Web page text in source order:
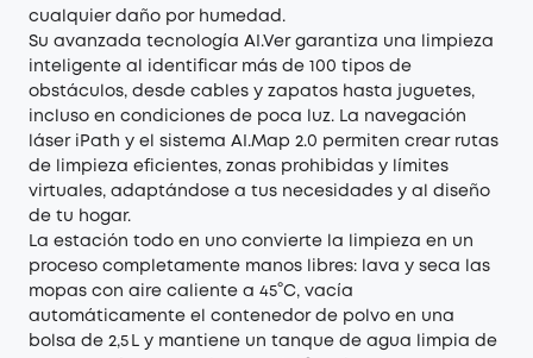
cualquier daño por humedad.
Su avanzada tecnología AI.Ver garantiza una limpieza
inteligente al identificar más de 100 tipos de
obstáculos, desde cables y zapatos hasta juguetes,
incluso en condiciones de poca luz. La navegación
láser iPath y el sistema AI.Map 2.0 permiten crear rutas
de limpieza eficientes, zonas prohibidas y límites
virtuales, adaptándose a tus necesidades y al diseño
de tu hogar.
La estación todo en uno convierte la limpieza en un
proceso completamente manos libres: lava y seca las
mopas con aire caliente a 45°C, vacía
automáticamente el contenedor de polvo en una
bolsa de 2,5 L y mantiene un tanque de agua limpia de